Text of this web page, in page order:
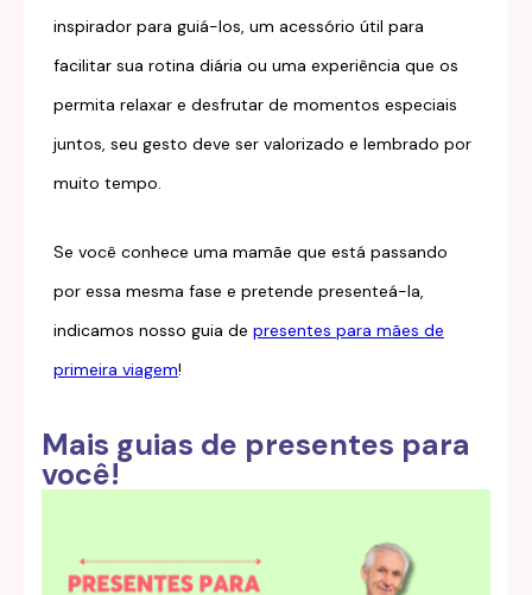
inspirador para guiá-los, um acessório útil para
facilitar sua rotina diária ou uma experiência que os
permita relaxar e desfrutar de momentos especiais
juntos, seu gesto deve ser valorizado e lembrado por
muito tempo.
Se você conhece uma mamãe que está passando
por essa mesma fase e pretende presenteá-la,
indicamos nosso guia de presentes para mães de
primeira viagem!
Mais guias de presentes para
você!